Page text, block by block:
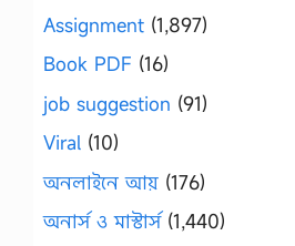
Assignment (1,897)
Book PDF (16)
job suggestion (91)
Viral (10)
অনলাইনে আয় (176)
অনার্স ও মাস্টার্স(1,440)